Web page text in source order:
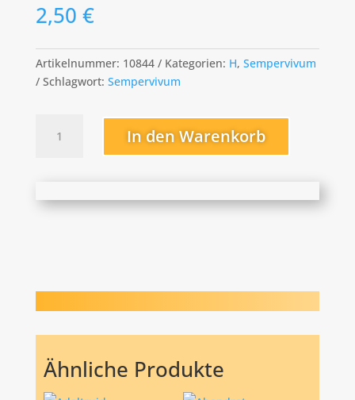
2,50 €
Artikelnummer: 10844 Kategorien: H, Sempervivum
Schlagwort: Sempervivum
Menge
In den Warenkorb
Ähnliche Produkte